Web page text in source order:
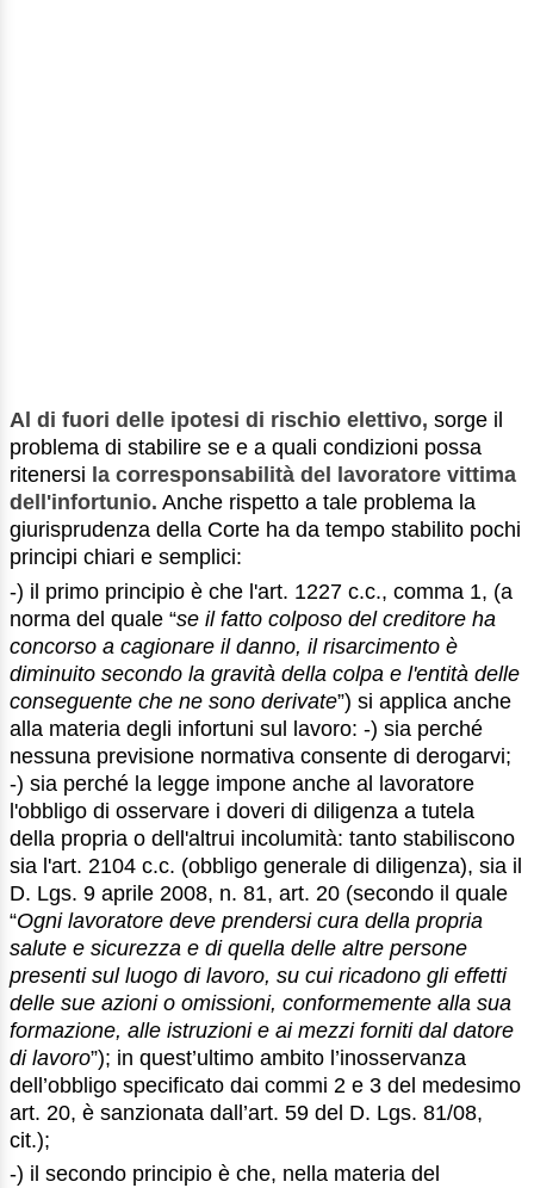
Al di fuori delle ipotesi di rischio elettivo, sorge il
problema di stabilire se e a quali condizioni possa
ritenersi la corresponsabilità del lavoratore vittima
dell'infortunio. Anche rispetto a tale problema la
giurisprudenza della Corte ha da tempo stabilito pochi
principi chiari e semplici:
-) il primo principio è che l'art. 1227 c.c., comma 1, (a
norma del quale “se il fatto colposo del creditore ha
concorso a cagionare il danno, il risarcimento è
diminuito secondo la gravità della colpa e l'entità delle
conseguente che ne sono derivate”) si applica anche
alla materia degli infortuni sul lavoro: -) sia perché
nessuna previsione normativa consente di derogarvi;
-) sia perché la legge impone anche al lavoratore
l'obbligo di osservare i doveri di diligenza a tutela
della propria o dell'altrui incolumità: tanto stabiliscono
sia l'art. 2104 c.c. (obbligo generale di diligenza), sia il
D. Lgs. 9 aprile 2008, n. 81, art. 20 (secondo il quale
“Ogni lavoratore deve prendersi cura della propria
salute e sicurezza e di quella delle altre persone
presenti sul luogo di lavoro, su cui ricadono gli effetti
delle sue azioni o omissioni, conformemente alla sua
formazione, alle istruzioni e ai mezzi forniti dal datore
di lavoro”); in quest’ultimo ambito l’inosservanza
dell’obbligo specificato dai commi 2 e 3 del medesimo
art. 20, è sanzionata dall’art. 59 del D. Lgs. 81/08,
cit.);
-) il secondo principio è che, nella materia del